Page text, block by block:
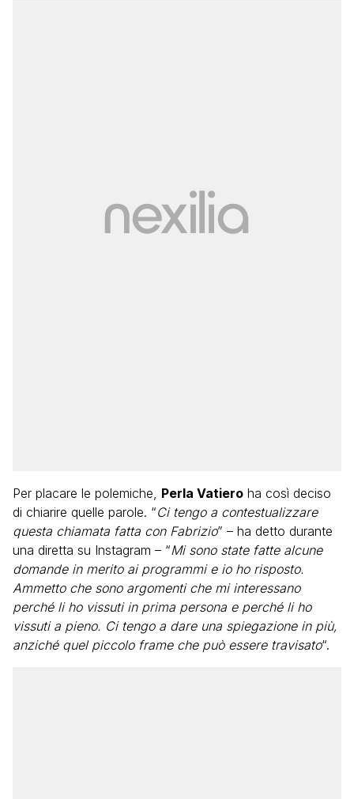
Per placare le polemiche, Perla Vatiero ha così deciso
di chiarire quelle parole. “Ci tengo a contestualizzare
questa chiamata fatta con Fabrizio” – ha detto durante
una diretta su Instagram – “Mi sono state fatte alcune
domande in merito ai programmi e io ho risposto.
Ammetto che sono argomenti che mi interessano
perché li ho vissuti in prima persona e perché li ho
vissuti a pieno. Ci tengo a dare una spiegazione in più,
anziché quel piccolo frame che può essere travisato“.